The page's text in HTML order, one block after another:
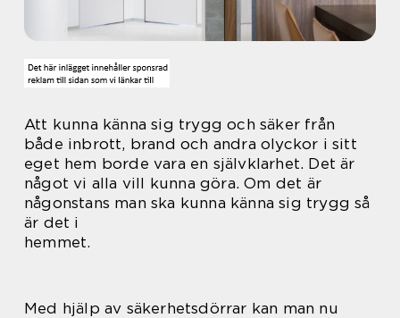
Att kunna känna sig trygg och säker från
både inbrott, brand och andra olyckor i sitt
eget hem borde vara en självklarhet. Det är
något vi alla vill kunna göra. Om det är
någonstans man ska kunna känna sig trygg så
är det i
hemmet.
Med hjälp av säkerhetsdörrar kan man nu